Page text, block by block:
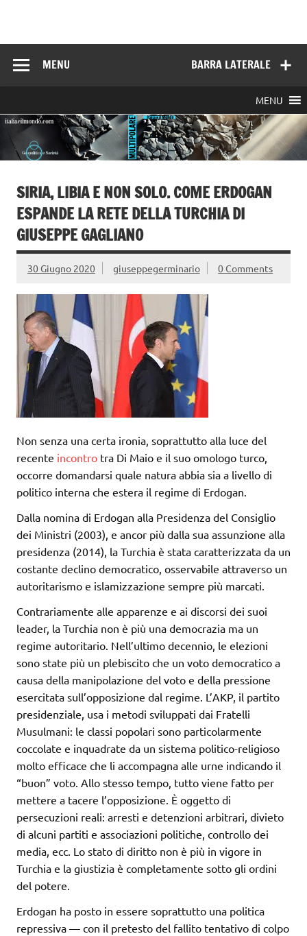
BARRA LATERALE
MENU
MENU
SIRIA, LIBIA E NON SOLO. COME ERDOGAN
ESPANDE LA RETE DELLA TURCHIA DI
GIUSEPPE GAGLIANO
30 Giugno 2020 giuseppegerminario 0 Comments
Non senza una certa ironia, soprattutto alla luce del
recente incontro tra Di Maio e il suo omologo turco,
occorre domandarsi quale natura abbia sia a livello di
politico interna che estera il regime di Erdogan.
Dalla nomina di Erdogan alla Presidenza del Consiglio
dei Ministri (2003), e ancor più dalla sua assunzione alla
presidenza (2014), la Turchia è stata caratterizzata da un
costante declino democratico, osservabile attraverso un
autoritarismo e islamizzazione sempre più marcati.
Contrariamente alle apparenze e ai discorsi dei suoi
leader, la Turchia non è più una democrazia ma un
regime autoritario. Nell’ultimo decennio, le elezioni
sono state più un plebiscito che un voto democratico a
causa della manipolazione del voto e della pressione
esercitata sull’opposizione dal regime. L’AKP, il partito
presidenziale, usa i metodi sviluppati dai Fratelli
Musulmani: le classi popolari sono particolarmente
coccolate e inquadrate da un sistema politico-religioso
molto efficace che li accompagna alle urne indicando il
“buon” voto. Allo stesso tempo, tutto viene fatto per
mettere a tacere l’opposizione. È oggetto di
persecuzioni reali: arresti e detenzioni arbitrari, divieto
di alcuni partiti e associazioni politiche, controllo dei
media, ecc. Lo stato di diritto non è più in vigore in
Turchia e la giustizia è completamente sotto gli ordini
del potere.
Erdogan ha posto in essere soprattutto una politica
repressiva — con il pretesto del fallito tentativo di colpo